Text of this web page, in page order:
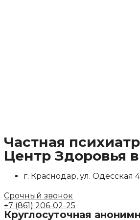
Частная
Центр Здоровья
г. Краснодар, ул. Одесская
Срочный звонок
+7 (861) 206-02-25
Круглосуточная